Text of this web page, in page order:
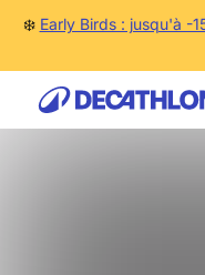
❄️ Early Birds : jusqu'à -